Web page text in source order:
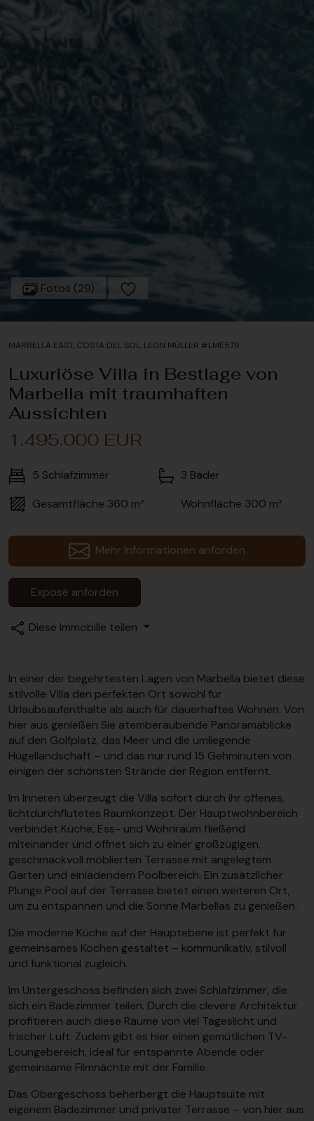
Fotos (29)
MARBELLA EAST, COSTA DEL SOL, LEON MÜLLER #LME579
Luxuriöse Villa in Bestlage von
Marbella mit traumhaften
Aussichten
1.495.000 EUR
5 Schlafzimmer 3 Bäder
Gesamtfläche 360 m² Wohnfläche 300 m²
Mehr Informationen anforden
Exposé anforden
Diese Immobilie teilen
In einer der begehrtesten Lagen von Marbella bietet diese
stilvolle Villa den perfekten Ort sowohl für
Urlaubsaufenthalte als auch für dauerhaftes Wohnen. Von
hier aus genießen Sie atemberaubende Panoramablicke
auf den Golfplatz, das Meer und die umliegende
Hügellandschaft – und das nur rund 15 Gehminuten von
einigen der schönsten Strände der Region entfernt.
Im Inneren überzeugt die Villa sofort durch ihr offenes,
lichtdurchflutetes Raumkonzept. Der Hauptwohnbereich
verbindet Küche, Ess- und Wohnraum fließend
miteinander und öffnet sich zu einer großzügigen,
geschmackvoll möblierten Terrasse mit angelegtem
Garten und einladendem Poolbereich. Ein zusätzlicher
Plunge Pool auf der Terrasse bietet einen weiteren Ort,
um zu entspannen und die Sonne Marbellas zu genießen.
Die moderne Küche auf der Hauptebene ist perfekt für
gemeinsames Kochen gestaltet – kommunikativ, stilvoll
und funktional zugleich.
Im Untergeschoss befinden sich zwei Schlafzimmer, die
sich ein Badezimmer teilen. Durch die clevere Architektur
profitieren auch diese Räume von viel Tageslicht und
frischer Luft. Zudem gibt es hier einen gemütlichen TV-
Loungebereich, ideal für entspannte Abende oder
gemeinsame Filmnächte mit der Familie.
Das Obergeschoss beherbergt die Hauptsuite mit
eigenem Badezimmer und privater Terrasse – von hier aus